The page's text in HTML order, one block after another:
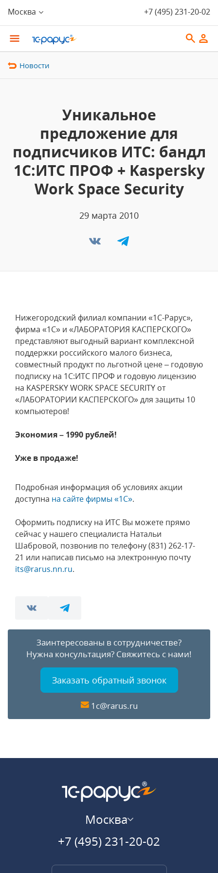
Москва +7 (495) 231-20-02
Новости
Уникальное
предложение для
подписчиков ИТС: бандл
1С:ИТС ПРОФ + Kaspersky
Work Space Security
29 марта 2010
Нижегородский филиал компании «1С-Рарус»,
фирма «1С» и «ЛАБОРАТОРИЯ КАСПЕРСКОГО»
представляют выгодный вариант комплексной
поддержки российского малого бизнеса,
совместный продукт по льготной цене – годовую
подписку на 1С:ИТС ПРОФ и годовую лицензию
на KASPERSKY WORK SPACE SECURITY от
«ЛАБОРАТОРИИ КАСПЕРСКОГО» для защиты 10
компьютеров!
Экономия – 1990 рублей!
Уже в продаже!
Подробная информация об условиях акции
доступна на сайте фирмы «1С».
Оформить подписку на ИТС Вы можете прямо
сейчас у нашего специалиста Натальи
Шабровой, позвонив по телефону (831) 262-17-
21 или написав письмо на электронную почту
its@rarus.nn.ru.
Заинтересованы в сотрудничестве?
Нужна консультация? Свяжитесь с нами!
Заказать обратный звонок
1c@rarus.ru
Москва
+7 (495) 231-20-02